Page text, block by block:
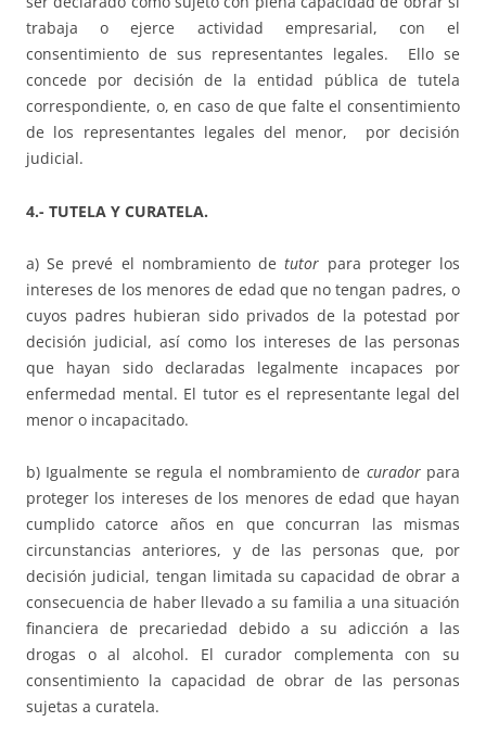
trabaja o ejerce actividad empresarial, con el
consentimiento de sus representantes legales. Ello se
concede por decisión de la entidad pública de tutela
correspondiente, o, en caso de que falte el consentimiento
de los representantes legales del menor, por decisión
judicial.
4.- TUTELA Y CURATELA.
a) Se prevé el nombramiento detutor para proteger los
intereses de los menores de edad que no tengan padres, o
cuyos padres hubieran sido privados de la potestad por
decisión judicial, así como los intereses de las personas
que hayan sido declaradas legalmente incapaces por
enfermedad mental. El tutor es el representante legal del
menor o incapacitado.
b) Igualmente se regula el nombramiento de curadorpara
proteger los intereses de los menores de edad que hayan
cumplido catorce años en que concurran las mismas
circunstancias anteriores, y de las personas que, por
decisión judicial, tengan limitada su capacidad de obrar a
consecuencia de haber llevado a su familia a una situación
financiera de precariedad debido a su adicción a las
drogas o al alcohol. El curador complementa con su
consentimiento la capacidad de obrar de las personas
sujetas a curatela.